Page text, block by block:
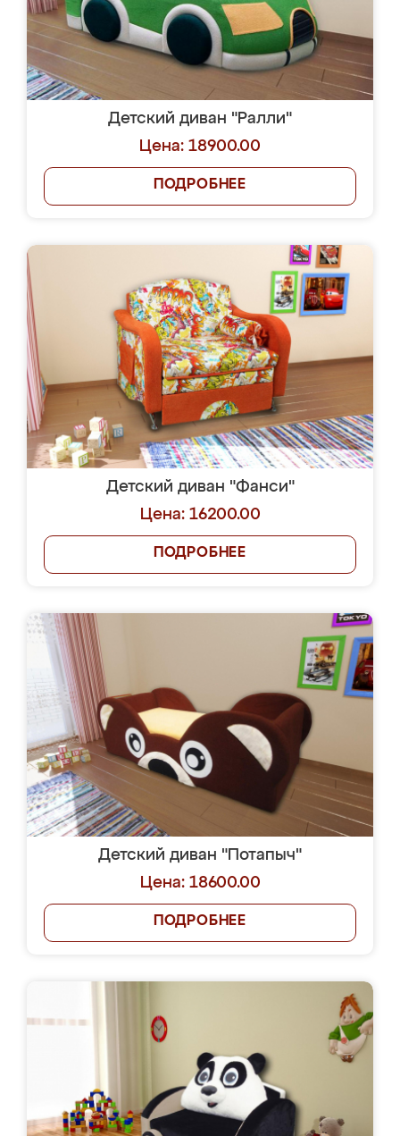
Детский диван "Ралли"
Цена: 18900.00
ПОДРОБНЕЕ
Детский диван "Фанси"
Цена: 16200.00
ПОДРОБНЕЕ
Детский диван "Потапыч"
Цена: 18600.00
ПОДРОБНЕЕ